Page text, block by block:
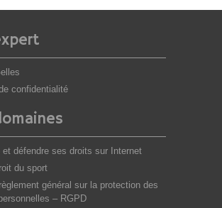
confidentialité
et défendre ses droits sur Internet
du sport
général sur la protection des
– RGPD